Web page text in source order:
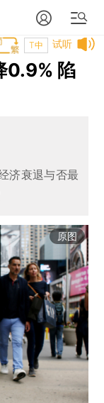
试听
T中
0.9% 陷
济衰退与否最
原图